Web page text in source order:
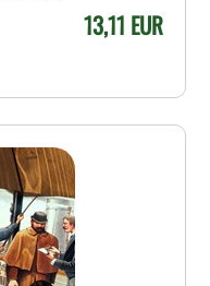
13,11 EUR